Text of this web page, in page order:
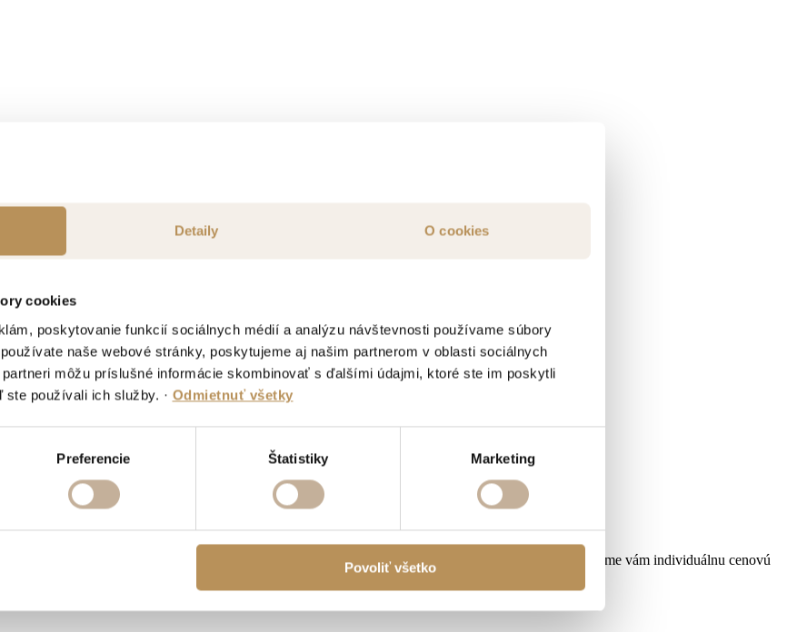
Detaily O cookies
cookies
poskytovanie funkcií sociálnych médií a analýzu návštevnosti používame súbory
naše webové stránky, poskytujeme aj našim partnerom v oblasti sociálnych
môžu príslušné informácie skombinovať s ďalšími údajmi, ktoré ste im poskytli
ste používali ich služby. · Odmietnuť všetky
Preferencie Štatistiky Marketing
Povoliť všetko
odporúčame dohodnúť si nezáväzné stretnutie s naším obchodným zástupcom. Pripravíme vám individuálnu cenovú